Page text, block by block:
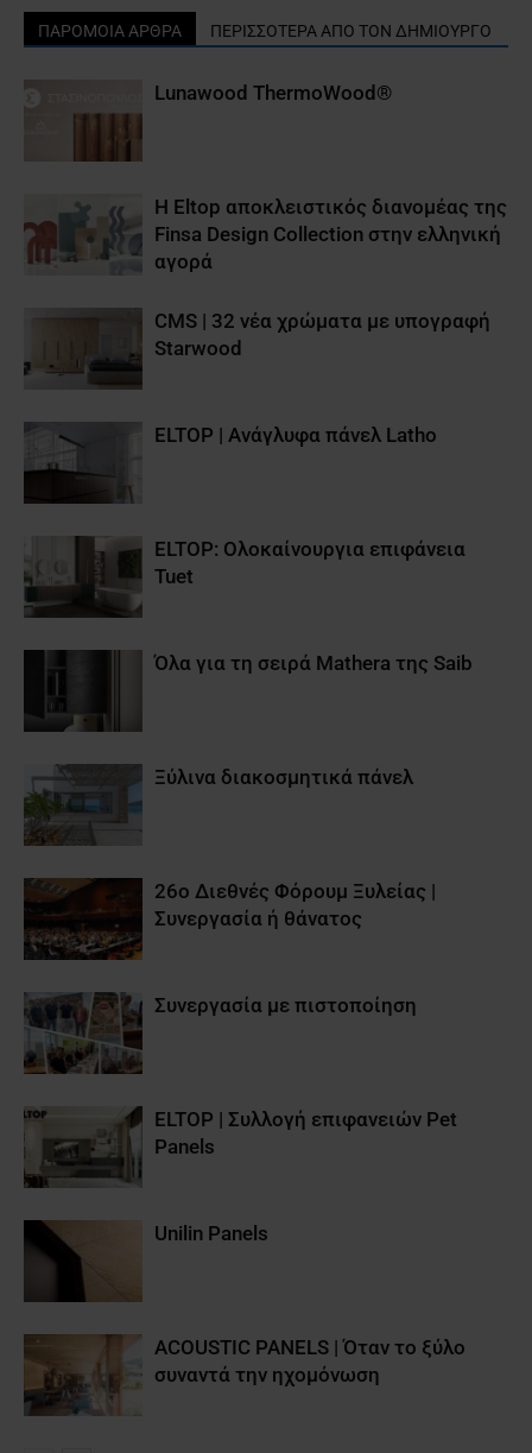
ΠΑΡΟΜΟΙΑ ΑΡΘΡΑ ΠΕΡΙΣΣΟΤΕΡΑ ΑΠΟ ΤΟΝ ΔΗΜΙΟΥΡΓΟ
Lunawood ΤhermoWood®
Η Eltop αποκλειστικός διανομέας της
Finsa Design Collection στην ελληνική
αγορά
CMS | 32 νέα χρώματα με υπογραφή
Starwood
ELTOP | Aνάγλυφα πάνελ Latho
ELTOP: Ολοκαίνουργια επιφάνεια
Tuet
Όλα για τη σειρά Mathera της Saib
Ξύλινα διακοσμητικά πάνελ
26ο Διεθνές Φόρουμ Ξυλείας |
Συνεργασία ή θάνατος
Συνεργασία με πιστοποίηση
ELTOP | Συλλογή επιφανειών Pet
Panels
Unilin Panels
ACOUSTIC PANELS | Όταν το ξύλο
συναντά την ηχομόνωση